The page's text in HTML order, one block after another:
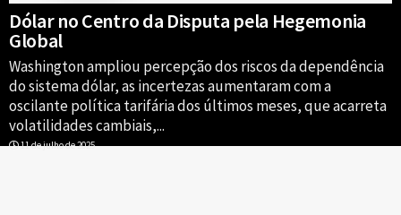
Dólar no Centro da Disputa pela Hegemonia
Global
Washington ampliou percepção dos riscos da dependência
do sistema dólar, as incertezas aumentaram com a
oscilante política tarifária dos últimos meses, que acarreta
volatilidades cambiais,...
11 de julho de 2025